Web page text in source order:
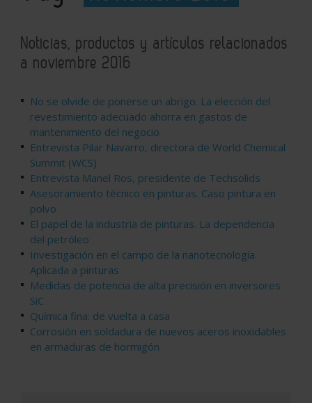
Noticias, productos y artículos relacionados
a noviembre 2016
No se olvide de ponerse un abrigo. La elección del
revestimiento adecuado ahorra en gastos de
mantenimiento del negocio
Entrevista Pilar Navarro, directora de World Chemical
Summit (WCS)
Entrevista Manel Ros, presidente de Techsolids
Asesoramiento técnico en pinturas. Caso pintura en
polvo
El papel de la industria de pinturas. La dependencia
del petróleo
Investigación en el campo de la nanotecnología.
Aplicada a pinturas
Medidas de potencia de alta precisión en inversores
SiC
Química fina: de vuelta a casa
Corrosión en soldadura de nuevos aceros inoxidables
en armaduras de hormigón